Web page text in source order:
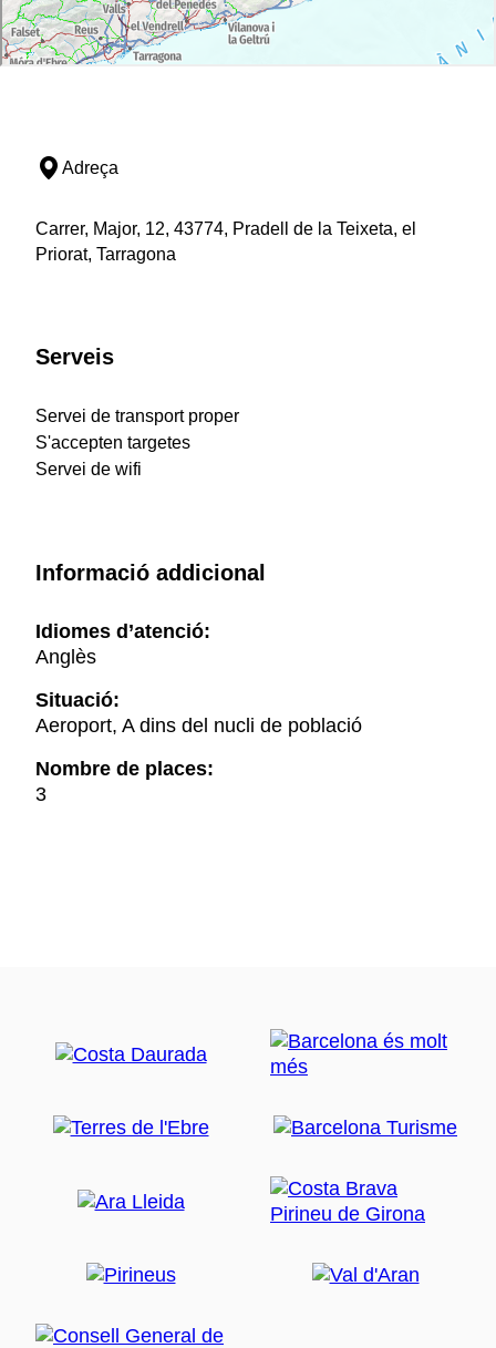
Adreça
Carrer, Major, 12, 43774, Pradell de la Teixeta, el
Priorat, Tarragona
Serveis
Servei de transport proper
S'accepten targetes
Servei de wifi
Informació addicional
Idiomes d’atenció:
Anglès
Situació:
Aeroport, A dins del nucli de població
Nombre de places:
3